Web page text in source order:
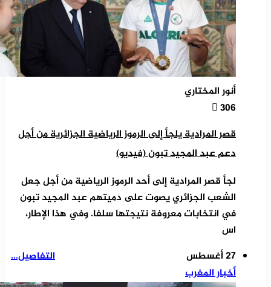
أنور المختاري
306
قصر المرادية يلجأ إلى الرموز الرياضية الجزائرية من أجل
دعم عبد المجيد تبون (فيديو)
لجأ قصر المرادية إلى أحد الرموز الرياضية من أجل جعل
الشعب الجزائري يصوت على دميتهم عبد المجيد تبون
في انتخابات معروفة نتيجتها سلفا. وفي هذا الإطار،
اس
التفاصيل...
27 أغسطس
أخبار المغرب